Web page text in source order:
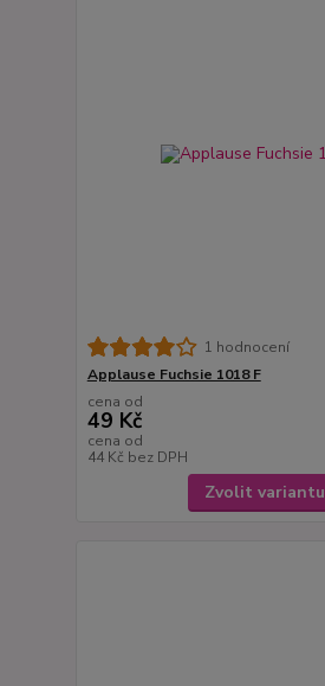
1 hodnocení
Applause Fuchsie 1018 F
cena od
49 Kč
cena od
44 Kč bez DPH
Zvolit variantu